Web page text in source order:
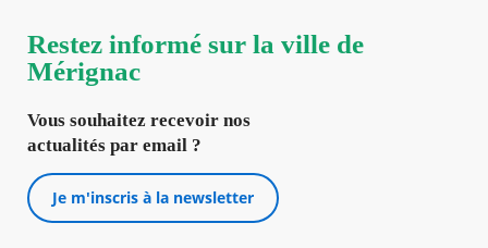
Restez informé sur la ville de
Mérignac
Vous souhaitez recevoir nos
actualités par email ?
Je m'inscris à la newsletter